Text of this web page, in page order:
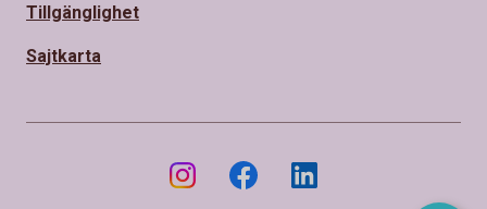
Tillgänglighet
Sajtkarta